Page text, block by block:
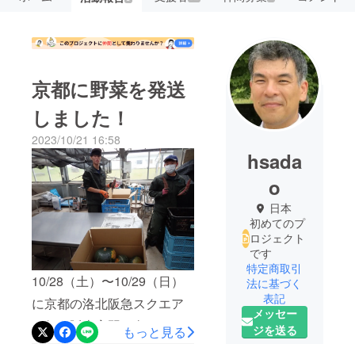
京都に野菜を発送
しました！
2023/10/21 16:58
10/28（土）〜10/29（日）
に京都の洛北阪急スクエア
で行う販売実習に向けて、
もっと見る
hsada
o
日本
初めてのプ
ロジェクト
です
特定商取引
法に基づく
表記
メッセー
ジを送る